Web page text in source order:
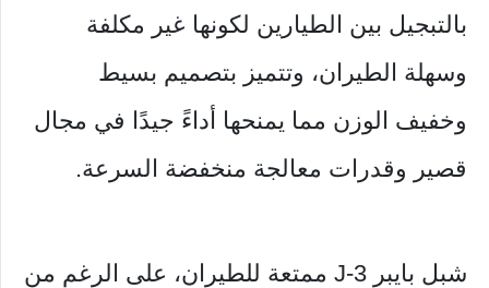
بالتبجيل بين الطيارين لكونها غير مكلفة
وسهلة الطيران، وتتميز بتصميم بسيط
وخفيف الوزن مما يمنحها أداءً جيدًا في مجال
قصير وقدرات معالجة منخفضة السرعة.
شبل بايبر J-3 ممتعة للطيران، على الرغم من